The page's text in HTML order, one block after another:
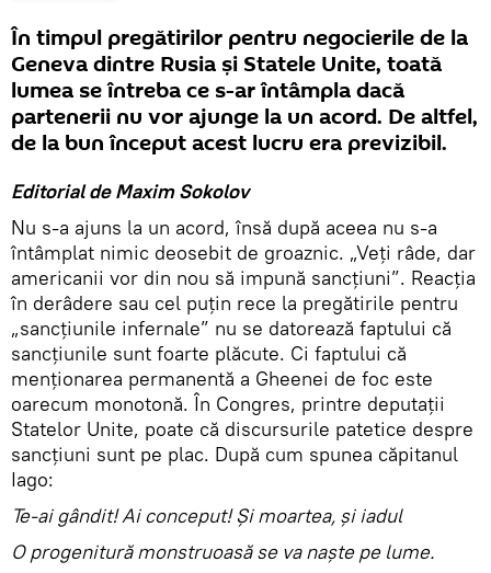
În timpul pregătirilor pentru negocierile de la
Geneva dintre Rusia și Statele Unite, toată
lumea se întreba ce s-ar întâmpla dacă
partenerii nu vor ajunge la un acord. De altfel,
de la bun început acest lucru era previzibil.
Editorial de Maxim Sokolov
Nu s-a ajuns la un acord, însă după aceea nu s-a
întâmplat nimic deosebit de groaznic. „Veți râde, dar
americanii vor din nou să impună sancțiuni”. Reacția
în derâdere sau cel puțin rece la pregătirile pentru
„sancțiunile infernale” nu se datorează faptului că
sancțiunile sunt foarte plăcute. Ci faptului că
menționarea permanentă a Gheenei de foc este
oarecum monotonă. În Congres, printre deputații
Statelor Unite, poate că discursurile patetice despre
sancțiuni sunt pe plac. După cum spunea căpitanul
Iago:
Te-ai gândit! Ai conceput! Și moartea, și iadul
O progenitură monstruoasă se va naște pe lume.